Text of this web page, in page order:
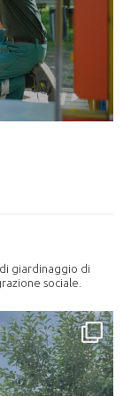
giardinaggio di
sociale.